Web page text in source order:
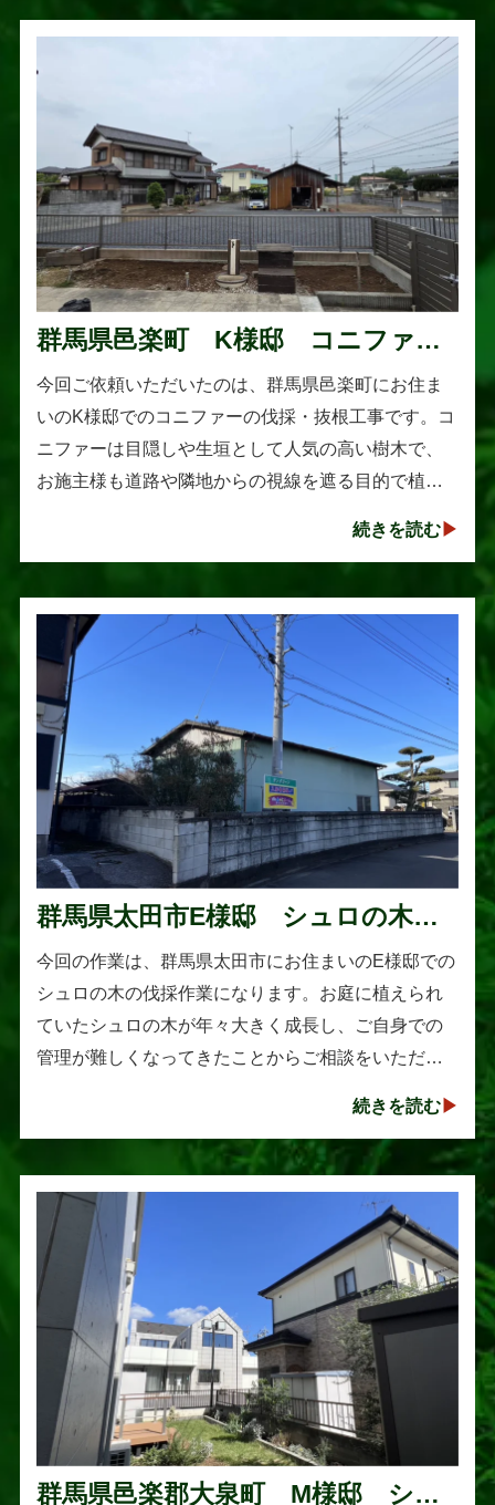
群馬県邑楽町 K様邸 コニファー
伐採・抜根工事
今回ご依頼いただいたのは、群馬県邑楽町にお住ま
いのK様邸でのコニファーの伐採・抜根工事です。コ
ニファーは目隠しや生垣として人気の高い樹木で、
お施主様も道路や隣地からの視線を遮る目的で植え
続きを読む
群馬県太田市E様邸 シュロの木の
伐採作業
今回の作業は、群馬県太田市にお住まいのE様邸での
シュロの木の伐採作業になります。お庭に植えられ
ていたシュロの木が年々大きく成長し、ご自身での
管理が難しくなってきたことからご相談をいただき
続きを読む
群馬県邑楽郡大泉町 M様邸 シマ